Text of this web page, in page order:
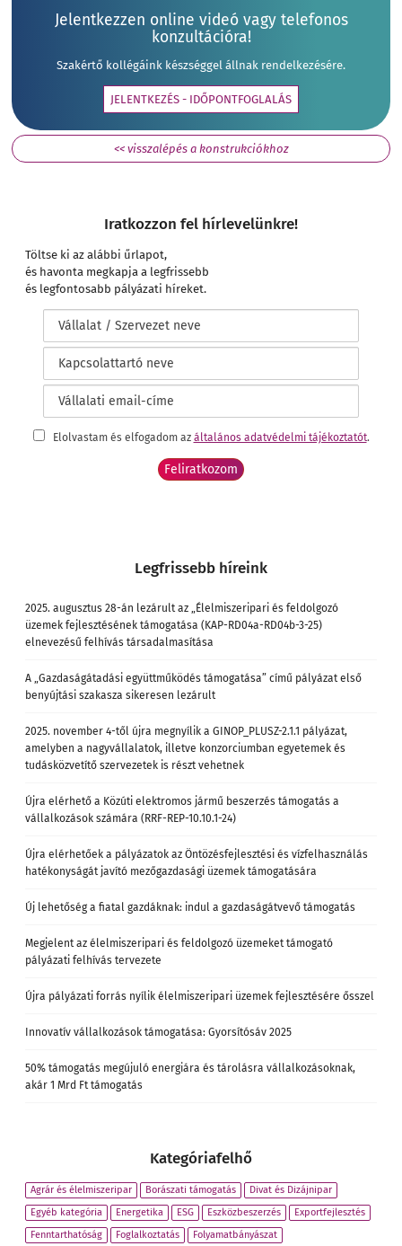
Jelentkezzen online videó vagy telefonos
konzultációra!
Szakértő kollégáink készséggel állnak rendelkezésére.
JELENTKEZÉS - IDŐPONTFOGLALÁS
<< visszalépés a konstrukciókhoz
Iratkozzon fel hírlevelünkre!
Töltse ki az alábbi űrlapot,
és havonta megkapja a legfrissebb
és legfontosabb pályázati híreket.
Elolvastam és elfogadom az általános adatvédelmi tájékoztatót.
Legfrissebb híreink
2025. augusztus 28-án lezárult az „Élelmiszeripari és feldolgozó
üzemek fejlesztésének támogatása (KAP-RD04a-RD04b-3-25)
elnevezésű felhívás társadalmasítása
A „Gazdaságátadási együttműködés támogatása” című pályázat első
benyújtási szakasza sikeresen lezárult
2025. november 4-től újra megnyílik a GINOP_PLUSZ-2.1.1 pályázat,
amelyben a nagyvállalatok, illetve konzorciumban egyetemek és
tudásközvetítő szervezetek is részt vehetnek
Újra elérhető a Közúti elektromos jármű beszerzés támogatás a
vállalkozások számára (RRF-REP-10.10.1-24)
Újra elérhetőek a pályázatok az Öntözésfejlesztési és vízfelhasználás
hatékonyságát javító mezőgazdasági üzemek támogatására
Új lehetőség a fiatal gazdáknak: indul a gazdaságátvevő támogatás
Megjelent az élelmiszeripari és feldolgozó üzemeket támogató
pályázati felhívás tervezete
Újra pályázati forrás nyílik élelmiszeripari üzemek fejlesztésére ősszel
Innovatív vállalkozások támogatása: Gyorsítósáv 2025
50% támogatás megújuló energiára és tárolásra vállalkozásoknak,
akár 1 Mrd Ft támogatás
Kategóriafelhő
Agrár és élelmiszeripar Borászati támogatás
Divat és Dizájnipar
Egyéb kategória
Energetika ESG Eszközbeszerzés
Exportfejlesztés
Fenntarthatóság
Foglalkoztatás
Folyamatbányászat